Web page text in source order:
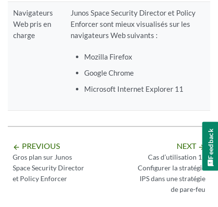
Navigateurs
Web pris en
charge
Junos Space Security Director et Policy
Enforcer sont mieux visualisés sur les
navigateurs Web suivants :
Mozilla Firefox
Google Chrome
Microsoft Internet Explorer 11
arrow_backward PREVIOUS
Gros plan sur Junos
Space Security Director
et Policy Enforcer
NEXT arrow_forward
Cas d’utilisation 1 :
Configurer la stratégie
IPS dans une stratégie
de pare-feu
Feedback